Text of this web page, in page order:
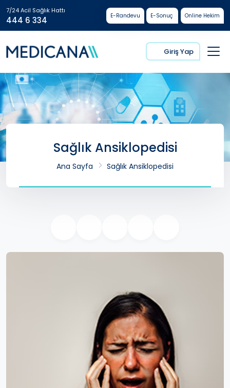
7/24 Acil Sağlık Hattı
444 6 334 E-Randevu E-Sonuç Online Hekim
Giriş Yap
Sağlık Ansiklopedisi
Ana Sayfa Sağlık Ansiklopedisi